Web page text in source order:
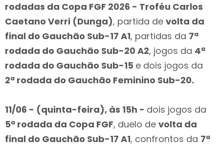
rodadas da Copa FGF 2026 - Troféu Carlos
Caetano Verri (Dunga), partida de volta da
final do Gauchão Sub-17 A1, partidas da 7ª
rodada do Gauchão Sub-20 A2, jogos da 4ª
rodada do Gauchão Sub-15 e dois jogos da
2ª rodada do Gauchão Feminino Sub-20.
11/06 - (quinta-feira), às 15h - dois jogos da
5ª rodada da Copa FGF, duelo de volta da
final do Gauchão Sub-17 A1, confrontos da 7ª